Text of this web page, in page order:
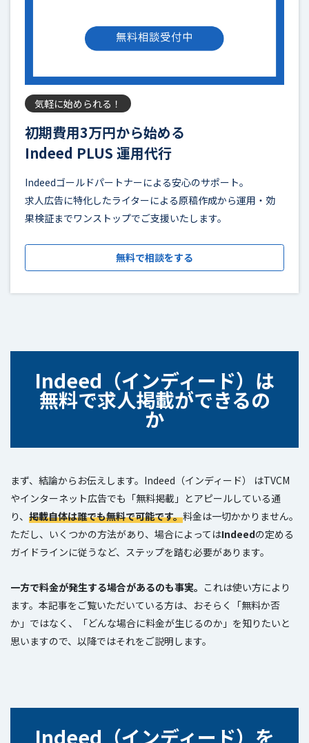
気軽に始められる！
初期費用3万円から始める
Indeed PLUS 運用代行
Indeedゴールドパートナーによる安心のサポート。
求人広告に特化したライターによる原稿作成から運用・効
果検証までワンストップでご支援いたします。
無料で相談をする
Indeed（インディード）は
無料で求人掲載ができるの
か
まず、結論からお伝えします。Indeed（インディード） はTVCM
やインターネット広告でも「無料掲載」とアピールしている通
り、 掲載自体は誰でも無料で可能です。料金は一切かかりません。
ただし、いくつかの方法があり、場合によってはIndeedの定める
ガイドラインに従うなど、ステップを踏む必要があります。
一方で料金が発生する場合があるのも事実。 これは使い方により
ます。本記事をご覧いただいている方は、おそらく「無料か否
か」ではなく、「どんな場合に料金が生じるのか」を知りたいと
思いますので、以降ではそれをご説明します。
Indeed（インディード）を